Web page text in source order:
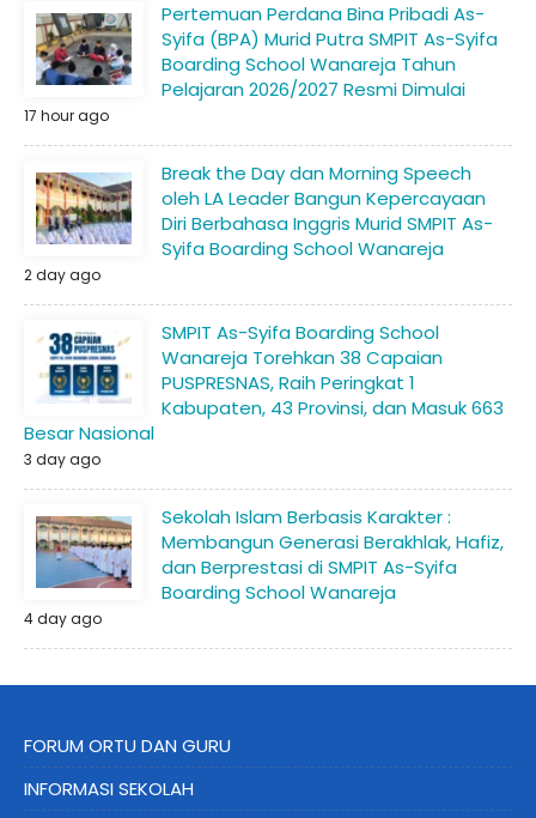
Pertemuan Perdana Bina Pribadi As-
Syifa (BPA) Murid Putra SMPIT As-Syifa
Boarding School Wanareja Tahun
Pelajaran 2026/2027 Resmi Dimulai
17 hour ago
Break the Day dan Morning Speech
oleh LA Leader Bangun Kepercayaan
Diri Berbahasa Inggris Murid SMPIT As-
Syifa Boarding School Wanareja
2 day ago
SMPIT As-Syifa Boarding School
Wanareja Torehkan 38 Capaian
PUSPRESNAS, Raih Peringkat 1
Kabupaten, 43 Provinsi, dan Masuk 663
Besar Nasional
3 day ago
Sekolah Islam Berbasis Karakter :
Membangun Generasi Berakhlak, Hafiz,
dan Berprestasi di SMPIT As-Syifa
Boarding School Wanareja
4 day ago
FORUM ORTU DAN GURU
INFORMASI SEKOLAH